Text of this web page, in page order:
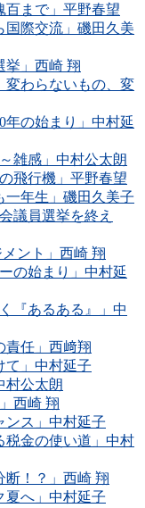
百まで」平野春望
国際交流」磯田久美
挙」西崎 翔
変わらないもの、変
年の始まり」中村延
雑感」中村公太朗
飛行機」平野春望
一年生」磯田久美子
議員選挙を終え
ント」西崎 翔
の始まり」中村延
『あるある』」中
責任」西﨑翔
て」中村延子
村公太朗
西崎 翔
ンス」中村延子
税金の使い道」中村
断！？」西崎 翔
夏へ」中村延子